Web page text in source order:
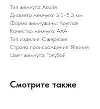
Тип жемчуга: Акойя
Диаметр жемчуга: 5.0-5.5 мм
Форма жемчужины: Круглая
Качество жемчуга: AAA
Тип изделия: Ожерелье
Страна происхождения: Япония
Цвет жемчуга: Голубой
Смотрите также